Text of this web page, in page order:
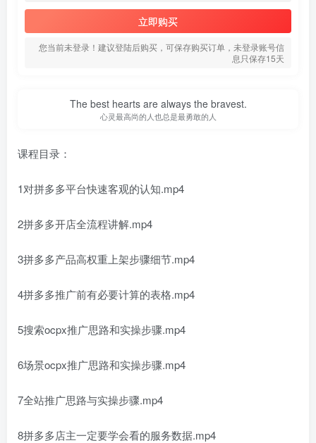
立即购买
您当前未登录！建议登陆后购买，可保存购买订单，未登录账号信
息只保存15天
The best hearts are always the bravest.
心灵最高尚的人也总是最勇敢的人
课程目录：
1对拼多多平台快速客观的认知.mp4
2拼多多开店全流程讲解.mp4
3拼多多产品高权重上架步骤细节.mp4
4拼多多推广前有必要计算的表格.mp4
5搜索ocpx推广思路和实操步骤.mp4
6场景ocpx推广思路和实操步骤.mp4
7全站推广思路与实操步骤.mp4
8拼多多店主一定要学会看的服务数据.mp4